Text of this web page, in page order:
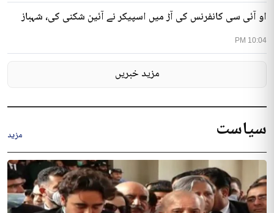
10:04 PM
او آئی سی کانفرنس کی آڑ میں اسپیکر نے آئین شکنی کی، شہباز
مزید خبریں
سیاست مزید